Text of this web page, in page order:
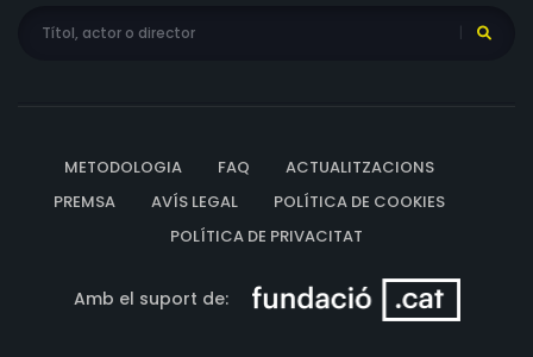
METODOLOGIA FAQ
ACTUALITZACIONS
PREMSA
AVÍS LEGAL
POLÍTICA DE COOKIES
POLÍTICA DE PRIVACITAT
Amb el suport de: